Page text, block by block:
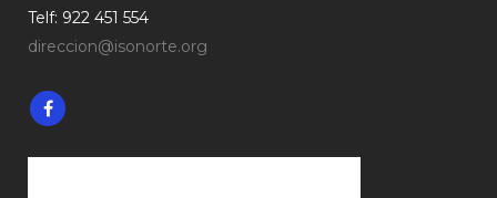
Telf: 922 451 554
direccion@isonorte.org